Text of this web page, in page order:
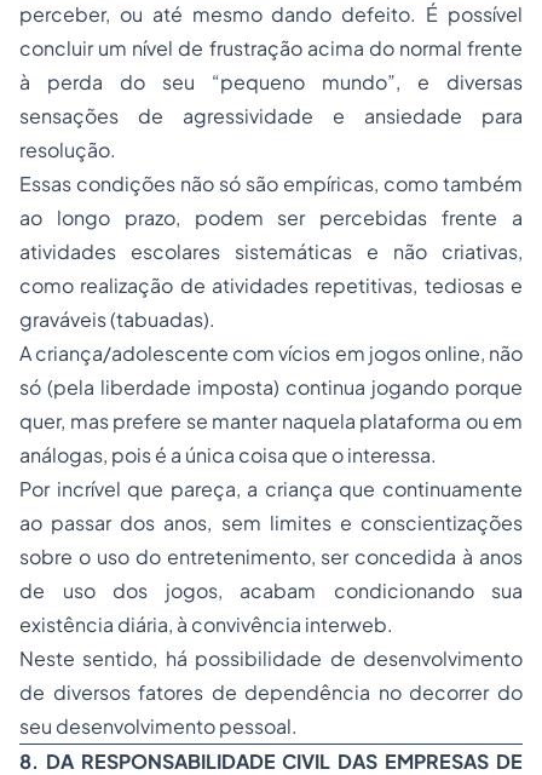
perceber, ou até mesmo dando defeito. É possível
concluir um nível de frustração acima do normal frente
à perda do seu “pequeno mundo”, e diversas
sensações de agressividade e ansiedade para
resolução.
Essas condições não só são empíricas, como também
ao longo prazo, podem ser percebidas frente a
atividades escolares sistemáticas e não criativas,
como realização de atividades repetitivas, tediosas e
graváveis (tabuadas).
A criança/adolescente com vícios em jogos online, não
só (pela liberdade imposta) continua jogando porque
quer, mas prefere se manter naquela plataforma ou em
análogas, pois é a única coisa que o interessa.
Por incrível que pareça, a criança que continuamente
ao passar dos anos, sem limites e conscientizações
sobre o uso do entretenimento, ser concedida à anos
de uso dos jogos, acabam condicionando sua
existência diária, à convivência interweb.
Neste sentido, há possibilidade de desenvolvimento
de diversos fatores de dependência no decorrer do
seu desenvolvimento pessoal.
8. DA RESPONSABILIDADE CIVIL DAS EMPRESAS DE